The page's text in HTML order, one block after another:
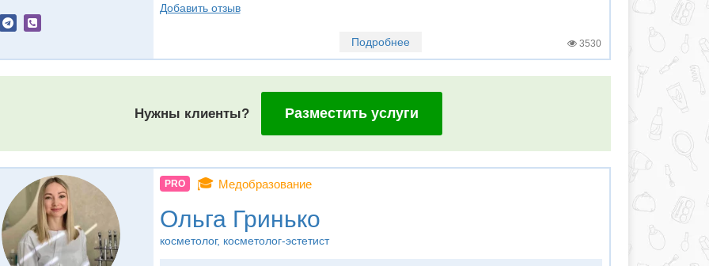
Добавить отзыв
Подробнее 3530
Нужны клиенты? Разместить услуги
PRO 🎓 Медобразование
Ольга Гринько
косметолог, косметолог-эстетист